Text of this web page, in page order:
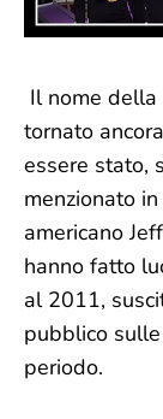
Il nome
tornato
essere stato,
menzionato
americano
hanno fatto
al 2011,
pubblico
periodo.